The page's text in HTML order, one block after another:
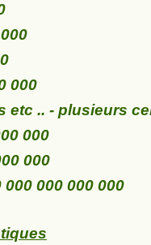
000
etc .. - plusieurs
000
000
000 000 000